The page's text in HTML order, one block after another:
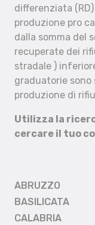
differenziata
produzione pro
dalla somma del
recuperate dei
stradale )
graduatorie sono
produzione di
Utilizza la
cercare il tuo
ABRUZZO
BASILICATA
CALABRIA